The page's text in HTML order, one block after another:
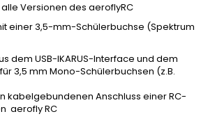
Versionen des aeroflyRC
einer 3,5-mm-Schülerbuchse (Spektrum
dem USB-IKARUS-Interface und dem
3,5 mm Mono-Schülerbuchsen (z.B.
kabelgebundenen Anschluss einer RC-
aerofly RC